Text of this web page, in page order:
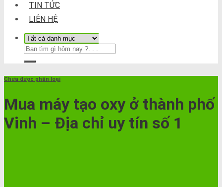
TIN TỨC
LIÊN HỆ
Chưa được phân loại
Mua máy tạo oxy ở thành phố
Vinh – Địa chỉ uy tín số 1